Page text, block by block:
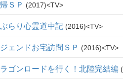
ＳＰ 2017 TV
らり心霊道中記 2016 TV
ェンドお宅訪問ＳＰ 2016 TV
ゴンロードを行く！北陸完結編